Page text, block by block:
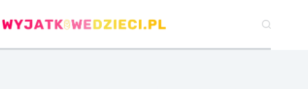
do
treści